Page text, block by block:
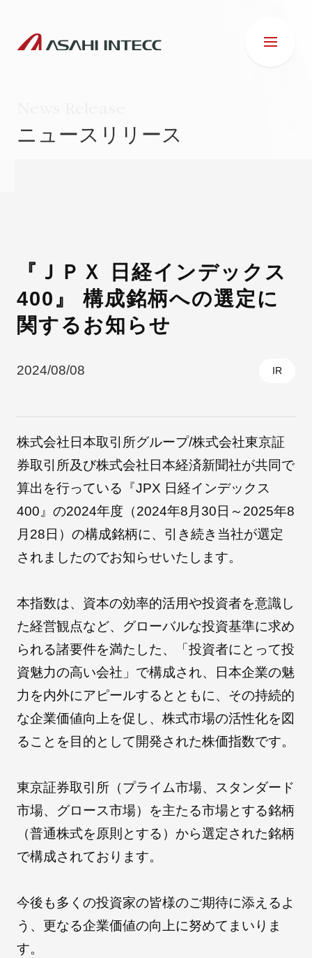
ESG
ニュースリリース
朝日インテックとは
医療関係の皆さまへ
お問い合わせ
ニュースリリース
『ＪＰＸ 日経インデックス
400』 構成銘柄への選定に
関するお知らせ
2024/08/08 IR
株式会社日本取引所グループ/株式会社東京証
券取引所及び株式会社日本経済新聞社が共同で
算出を行っている『JPX 日経インデックス
400』の2024年度（2024年8月30日～2025年8
月28日）の構成銘柄に、引き続き当社が選定
されましたのでお知らせいたします。
本指数は、資本の効率的活用や投資者を意識し
た経営観点など、グローバルな投資基準に求め
られる諸要件を満たした、「投資者にとって投
資魅力の高い会社」で構成され、日本企業の魅
力を内外にアピールするとともに、その持続的
な企業価値向上を促し、株式市場の活性化を図
ることを目的として開発された株価指数です。
東京証券取引所（プライム市場、スタンダード
市場、グロース市場）を主たる市場とする銘柄
（普通株式を原則とする）から選定された銘柄
で構成されております。
今後も多くの投資家の皆様のご期待に添えるよ
う、更なる企業価値の向上に努めてまいりま
す。